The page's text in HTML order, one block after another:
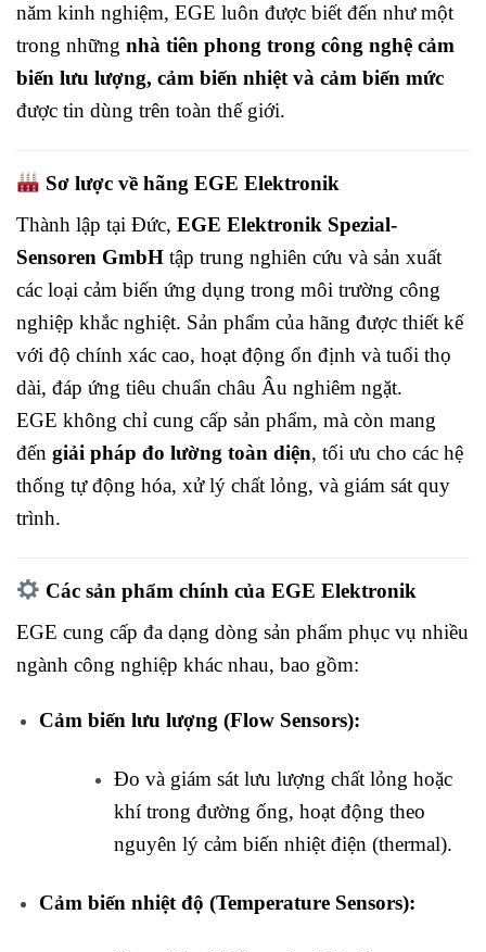
năm kinh nghiệm, EGE luôn được biết đến như một
trong những nhà tiên phong trong công nghệ cảm
biến lưu lượng, cảm biến nhiệt và cảm biến mức
được tin dùng trên toàn thế giới.
Sơ lược về hãng EGE Elektronik
Thành lập tại Đức, EGE Elektronik Spezial-
Sensoren GmbH tập trung nghiên cứu và sản xuất
các loại cảm biến ứng dụng trong môi trường công
nghiệp khắc nghiệt. Sản phẩm của hãng được thiết kế
với độ chính xác cao, hoạt động ổn định và tuổi thọ
dài, đáp ứng tiêu chuẩn châu Âu nghiêm ngặt.
EGE không chỉ cung cấp sản phẩm, mà còn mang
đến giải pháp đo lường toàn diện, tối ưu cho các hệ
thống tự động hóa, xử lý chất lỏng, và giám sát quy
trình.
Các sản phẩm chính của EGE Elektronik
EGE cung cấp đa dạng dòng sản phẩm phục vụ nhiều
ngành công nghiệp khác nhau, bao gồm:
Cảm biến lưu lượng (Flow Sensors):
Đo và giám sát lưu lượng chất lỏng hoặc
khí trong đường ống, hoạt động theo
nguyên lý cảm biến nhiệt điện (thermal).
Cảm biến nhiệt độ (Temperature Sensors):